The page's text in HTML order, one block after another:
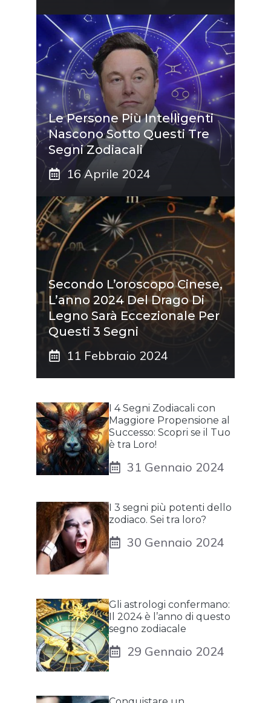
Le Persone Più Intelligenti
Nascono Sotto Questi Tre
Segni Zodiacali
16 Aprile 2024
Secondo L’oroscopo Cinese,
L’anno 2024 Del Drago Di
Legno Sarà Eccezionale Per
Questi 3 Segni
11 Febbraio 2024
I 4 Segni Zodiacali con
Maggiore Propensione al
Successo: Scopri se il Tuo
è tra Loro!
31 Gennaio 2024
I 3 segni più potenti dello
zodiaco. Sei tra loro?
30 Gennaio 2024
Gli astrologi confermano:
Il 2024 è l’anno di questo
segno zodiacale
29 Gennaio 2024